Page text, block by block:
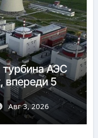
АЭС
впереди 5
Авг 3, 2026